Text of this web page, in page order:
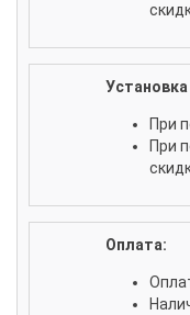
При
При
Оплата: